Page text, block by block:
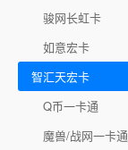
骏网长虹卡
如意宏卡
智汇天宏卡
Q币一卡通
魔兽/战网一卡通